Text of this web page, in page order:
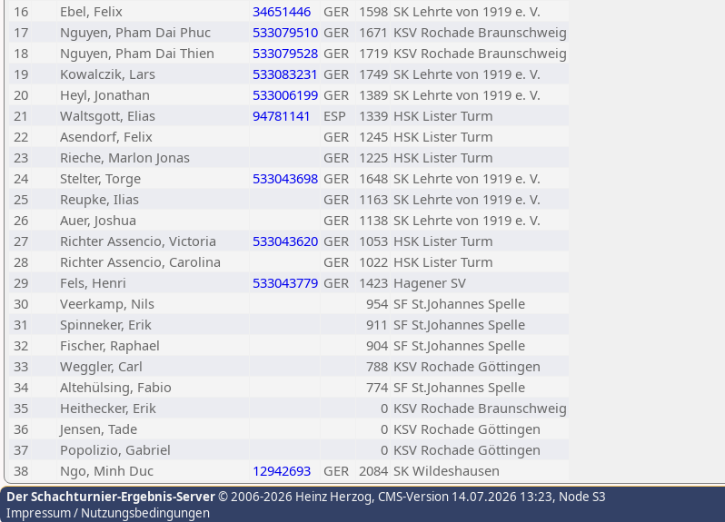
16
Ebel, Felix 34651446 GER 1598 SK Lehrte von 1919 e. V.
17
Nguyen, Pham Dai Phuc 533079510 GER 1671 KSV Rochade Braunschweig
18
Nguyen, Pham Dai Thien 533079528 GER 1719 KSV Rochade Braunschweig
19
Kowalczik, Lars 533083231 GER 1749 SK Lehrte von 1919 e. V.
20
Heyl, Jonathan 533006199 GER 1389 SK Lehrte von 1919 e. V.
21
Waltsgott, Elias 94781141 ESP 1339 HSK Lister Turm
22
Asendorf, Felix GER 1245 HSK Lister Turm
23
Rieche, Marlon Jonas GER 1225 HSK Lister Turm
24
Stelter, Torge 533043698 GER 1648 SK Lehrte von 1919 e. V.
25
Reupke, Ilias GER 1163 SK Lehrte von 1919 e. V.
26
Auer, Joshua GER 1138 SK Lehrte von 1919 e. V.
27
Richter Assencio, Victoria 533043620 GER 1053 HSK Lister Turm
28
Richter Assencio, Carolina GER 1022 HSK Lister Turm
29
Fels, Henri 533043779 GER 1423 Hagener SV
30
Veerkamp, Nils 954 SF St.Johannes Spelle
31
Spinneker, Erik 911 SF St.Johannes Spelle
32
Fischer, Raphael 904 SF St.Johannes Spelle
33
Weggler, Carl 788 KSV Rochade Göttingen
34
Altehülsing, Fabio 774 SF St.Johannes Spelle
35
Heithecker, Erik 0 KSV Rochade Braunschweig
36
Jensen, Tade 0 KSV Rochade Göttingen
37
Popolizio, Gabriel 0 KSV Rochade Göttingen
38
Ngo, Minh Duc 12942693 GER 2084 SK Wildeshausen
Der Schachturnier-Ergebnis-Server© 2006-2026 Heinz Herzog, CMS-Version 14.07.2026 13:23, Node S3
Impressum / Nutzungsbedingungen